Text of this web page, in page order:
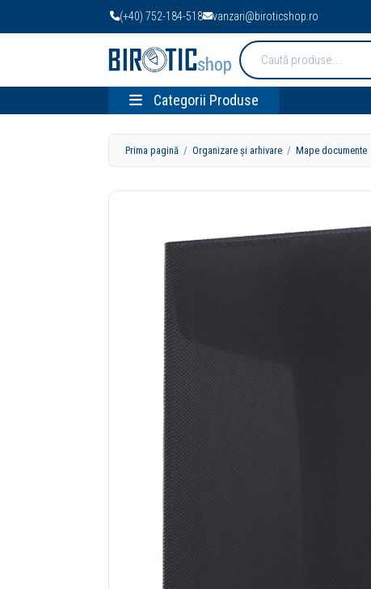
(+40) 752-184-518 vanzari@biroticshop.ro
Cauta
produse:
Categorii Produse
Prima pagină /Organizare și arhivare /Mape documente